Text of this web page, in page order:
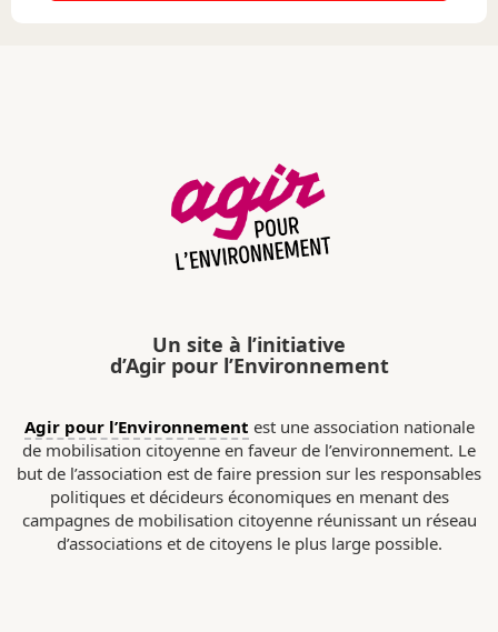
Un site à l’initiative
d’Agir pour l’Environnement
Agir pour l’Environnement est une association nationale
de mobilisation citoyenne en faveur de l’environnement. Le
but de l’association est de faire pression sur les responsables
politiques et décideurs économiques en menant des
campagnes de mobilisation citoyenne réunissant un réseau
d’associations et de citoyens le plus large possible.